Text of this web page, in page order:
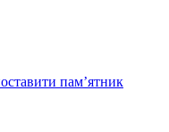
пам’ятник